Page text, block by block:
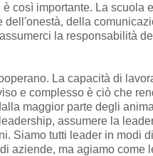
così importante. La scuola
dell'onestà, della
la responsabilità
La capacità di
e complesso è ciò che
maggior parte degli
assumere la
Siamo tutti leader in modi
aziende, ma agiamo come